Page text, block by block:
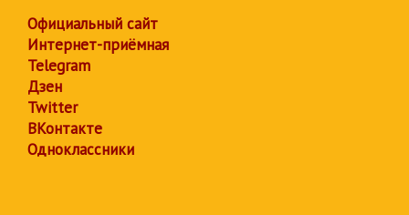
Официальный сайт
Интернет-приёмная
Telegram
Дзен
Twitter
ВКонтакте
Одноклассники